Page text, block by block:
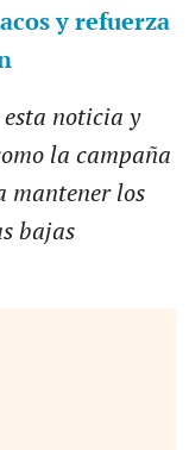
y refuerza
noticia y
la campaña
mantener los
bajas